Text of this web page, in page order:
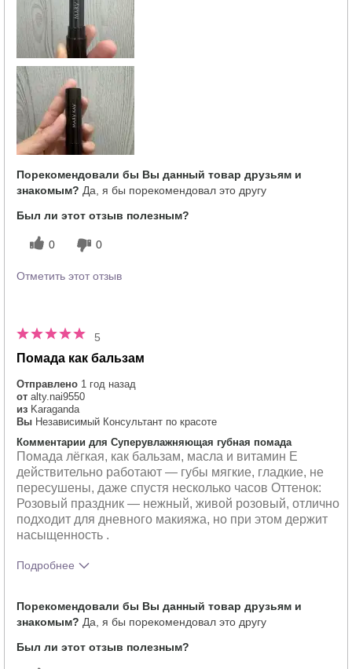
Порекомендовали бы Вы данный товар друзьям и
знакомым? Да, я бы порекомендовал это другу
Был ли этот отзыв полезным?
0 0
Отметить этот отзыв
5
Помада как бальзам
Отправлено 1 год назад
от alty.nai9550
из Karaganda
Вы Независимый Консультант по красоте
Комментарии для Суперувлажняющая губная помада
Помада лёгкая, как бальзам, масла и витамин E
действительно работают — губы мягкие, гладкие, не
пересушены, даже спустя несколько часов Оттенок:
Розовый праздник — нежный, живой розовый, отлично
подходит для дневного макияжа, но при этом держит
насыщенность .
Подробнее
продукта?
Порекомендовали бы Вы данный товар друзьям и
знакомым? Да, я бы порекомендовал это другу
Был ли этот отзыв полезным?